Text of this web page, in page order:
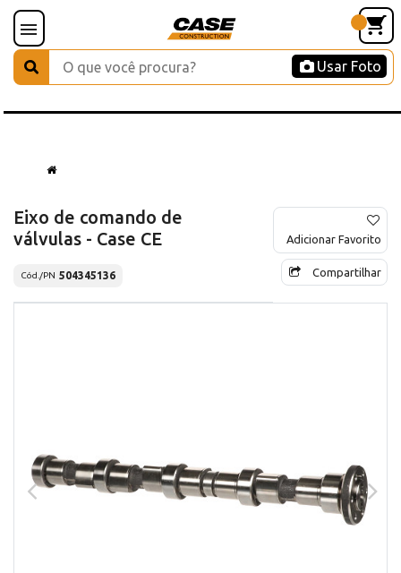
Usar Foto
Eixo de comando de
válvulas - Case CE
Cód./PN 504345136
Adicionar Favorito
Compartilhar